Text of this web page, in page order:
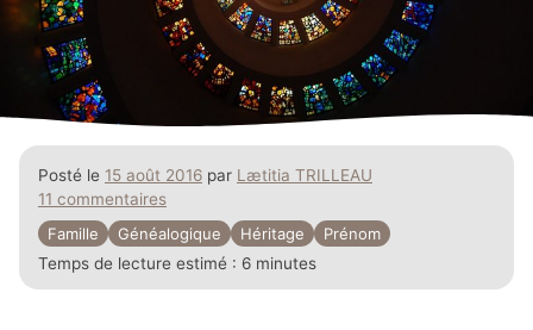
Posté le 15 août 2016 par Lætitia TRILLEAU
11 commentaires
Famille
Généalogique Héritage
Prénom
Temps de lecture estimé : 6 minutes